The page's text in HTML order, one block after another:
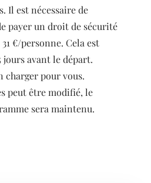
Il est nécessaire de
payer un droit de sécurité
€/personne. Cela est
jours avant le départ.
charger pour vous.
peut être modifié, le
sera maintenu.